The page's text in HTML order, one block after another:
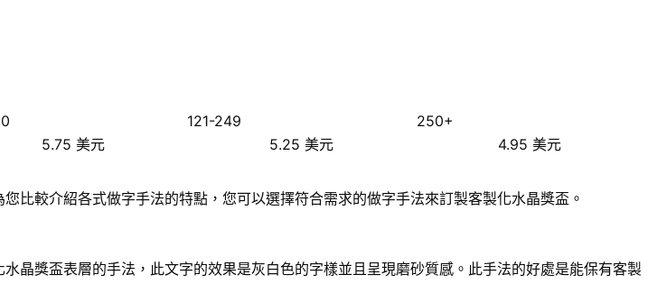
121-249
250+
5.75 美元 5.25 美元 4.95 美元
比較介紹各式做字手法的特點，您可以選擇符合需求的做字手法來訂製客製化水晶獎盃。
晶獎盃表層的手法，此文字的效果是灰白色的字樣並且呈現磨砂質感。此手法的好處是能保有客製